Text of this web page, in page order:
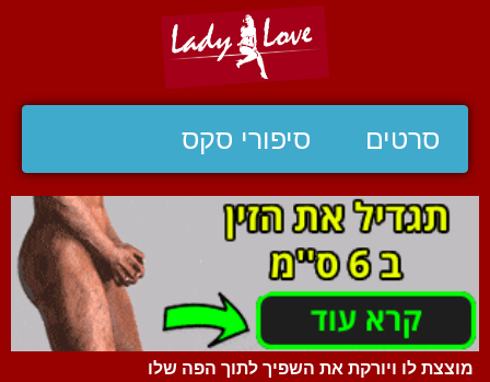
סרטים סיפורי סקס
מוצצת לו ויורקת את השפיך לתוך הפה שלו